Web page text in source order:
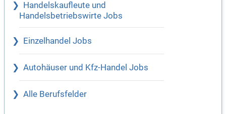
Handelskaufleute und
Handelsbetriebswirte Jobs
Einzelhandel Jobs
Autohäuser und Kfz-Handel Jobs
Alle Berufsfelder